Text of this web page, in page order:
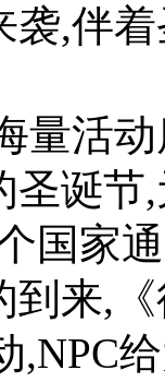
袭,伴
量活
圣诞节
国家
到来,
,NPC